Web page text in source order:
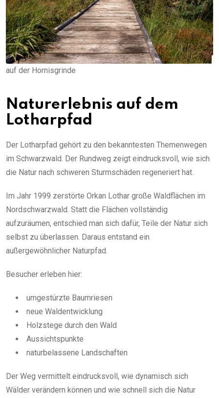
auf der Hornisgrinde
Naturerlebnis auf dem
Lotharpfad
Der Lotharpfad gehört zu den bekanntesten Themenwegen
im Schwarzwald. Der Rundweg zeigt eindrucksvoll, wie sich
die Natur nach schweren Sturmschäden regeneriert hat.
Im Jahr 1999 zerstörte Orkan Lothar große Waldflächen im
Nordschwarzwald. Statt die Flächen vollständig
aufzuräumen, entschied man sich dafür, Teile der Natur sich
selbst zu überlassen. Daraus entstand ein
außergewöhnlicher Naturpfad.
Besucher erleben hier:
umgestürzte Baumriesen
neue Waldentwicklung
Holzstege durch den Wald
Aussichtspunkte
naturbelassene Landschaften
Der Weg vermittelt eindrucksvoll, wie dynamisch sich
Wälder verändern können und wie schnell sich die Natur